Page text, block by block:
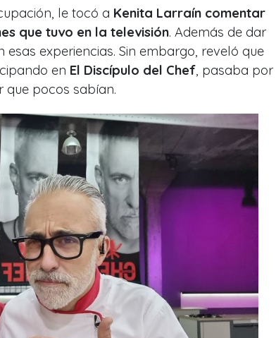
le tocó a Kenita Larraín comentar
que tuvo en la televisión. Además de dar
esas experiencias. Sin embargo, reveló que
en El Discípulo del Chef, pasaba por
pocos sabían.